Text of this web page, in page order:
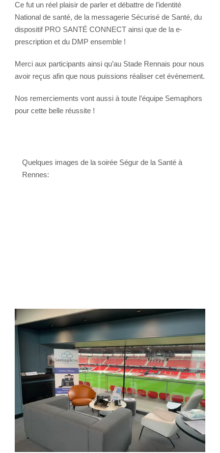
Ce fut un réel plaisir de parler et débattre de l’identité
National de santé, de la messagerie Sécurisé de Santé, du
dispositif PRO SANTÉ CONNECT ainsi que de la e-
prescription et du DMP ensemble !
Merci aux participants ainsi qu’au Stade Rennais pour nous
avoir reçus afin que nous puissions réaliser cet évènement.
Nos remerciements vont aussi à toute l’équipe Semaphors
pour cette belle réussite !
Quelques images de la soirée Ségur de la Santé à
Rennes: